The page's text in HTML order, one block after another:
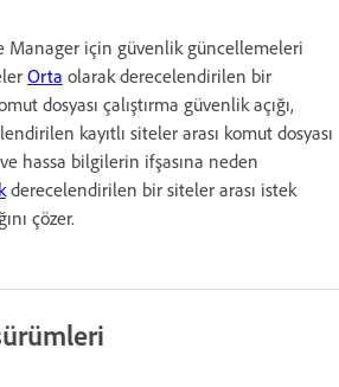
Manager için güvenlik güncellemeleri
Orta olarak derecelendirilen bir
dosyası çalıştırma güvenlik açığı,
kayıtlı siteler arası komut dosyası
ve hassa bilgilerin ifşasına neden
derecelendirilen bir siteler arası istek
çözer.